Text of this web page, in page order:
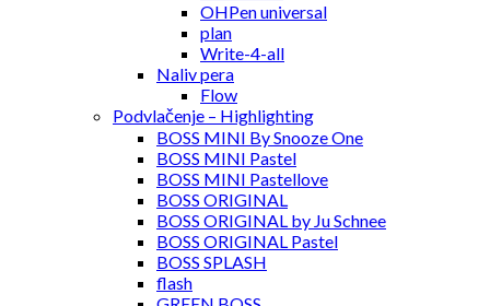
OHPen universal
plan
Write-4-all
Naliv pera
Flow
Podvlačenje – Highlighting
BOSS MINI By Snooze One
BOSS MINI Pastel
BOSS MINI Pastellove
BOSS ORIGINAL
BOSS ORIGINAL by Ju Schnee
BOSS ORIGINAL Pastel
BOSS SPLASH
flash